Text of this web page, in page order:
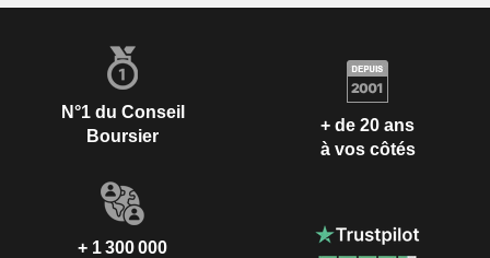
N°1 du Conseil
Boursier
+ de 20 ans
à vos côtés
+ 1 300 000